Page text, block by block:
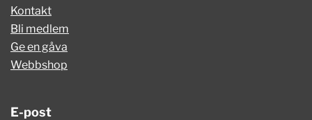
Kontakt
Bli medlem
Ge en gåva
Webbshop
E-post